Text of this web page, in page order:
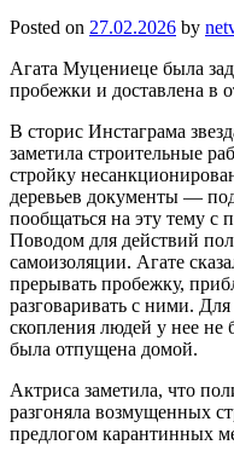
Posted on 27.02.2026 by
Агата Муцениеце была
пробежки и доставлена в
В сторис Инстаграма
заметила строительные
стройку
деревьев документы —
пообщаться на эту тему с
Поводом для действий
самоизоляции. Агате
прерывать пробежку,
разговаривать с ними.
скопления людей у нее
была отпущена домой.
Актриса заметила, что
разгоняла возмущенных
предлогом карантинных